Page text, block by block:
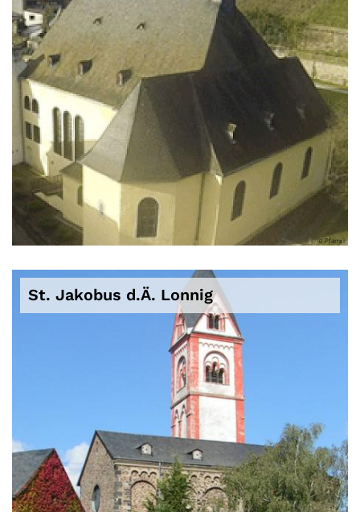
© Pfarrei
St. Jakobus d.Ä. Lonnig